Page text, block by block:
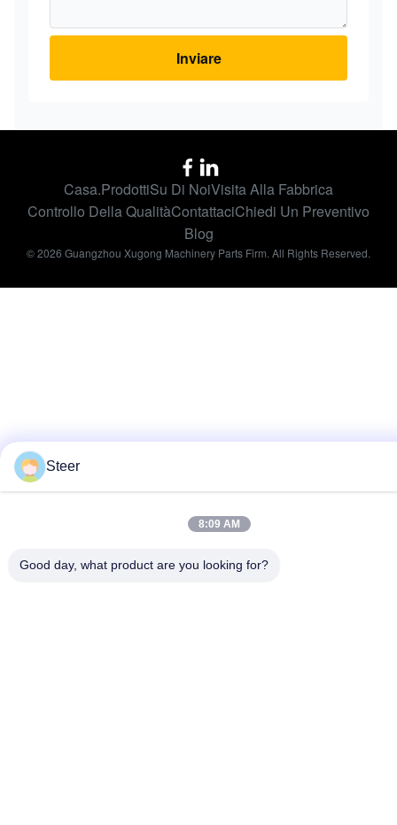
Inviare
Casa.ProdottiSu Di NoiVisita Alla Fabbrica
Controllo Della QualitàContattaciChiedi Un Preventivo
Blog
© 2026 Guangzhou Xugong Machinery Parts Firm. All Rights Reserved.
Steer
8:09 AM
Good day, what product are you looking for?